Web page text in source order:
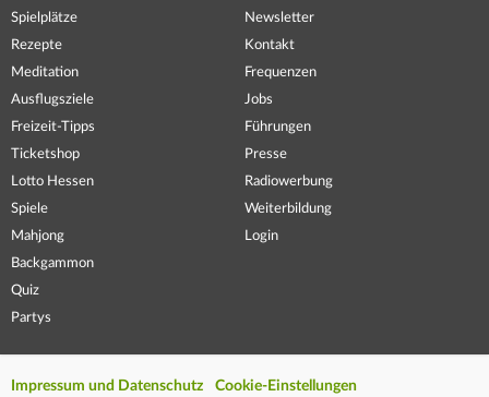
Spielplätze
Rezepte
Meditation
Ausflugsziele
Freizeit-Tipps
Ticketshop
Lotto Hessen
Spiele
Mahjong
Backgammon
Quiz
Partys
Newsletter
Kontakt
Frequenzen
Jobs
Führungen
Presse
Radiowerbung
Weiterbildung
Login
Impressum und Datenschutz Cookie-Einstellungen